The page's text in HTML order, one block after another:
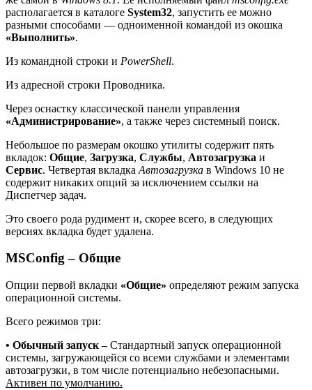
располагается в каталоге System32, запустить ее можно
разными способами — одноименной командой из окошка
«Выполнить».
Из командной строки и PowerShell.
Из адресной строки Проводника.
Через оснастку классической панели управления
«Администрирование», а также через системный поиск.
Небольшое по размерам окошко утилиты содержит пять
вкладок: Общие, Загрузка, Службы, Автозагрузка и
Сервис. Четвертая вкладка Автозагрузка в Windows 10 не
содержит никаких опций за исключением ссылки на
Диспетчер задач.
Это своего рода рудимент и, скорее всего, в следующих
версиях вкладка будет удалена.
MSConfig – Общие
Опции первой вкладки «Общие» определяют режим запуска
операционной системы.
Всего режимов три:
• Обычный запуск –Стандартный запуск операционной
системы, загружающейся со всеми службами и элементами
автозагрузки, в том числе потенциально небезопасными.
Активен по умолчанию.